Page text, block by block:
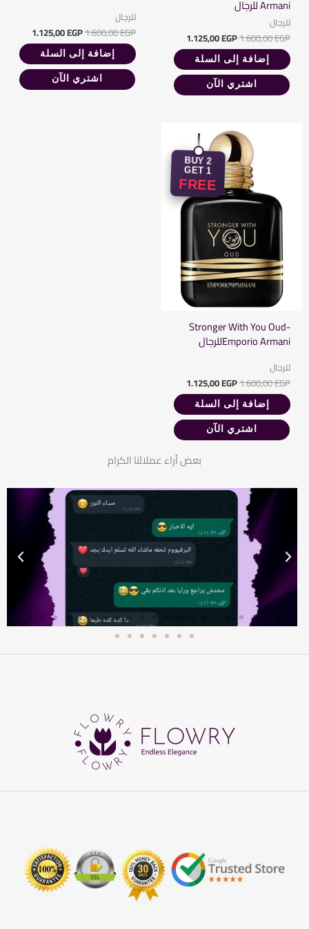
Armani للرجال
للرجال
1.600,00EGP
1.125,00EGP
إضافة إلى السلة
اشتري الآن
للرجال
1.600,00EGP
1.125,00EGP
إضافة إلى السلة
اشتري الآن
BUY 2
GET 1
FREE
Stronger With You Oud-
Emporio Armaniللرجال
للرجال
1.600,00EGP
السعر
الأصلي
هو:
1.600,00 EGP.
1.125,00EGP
هو:
1.125,00 EGP.
إضافة إلى السلة
اشتري الآن
بعض أراء عملائنا الكرام